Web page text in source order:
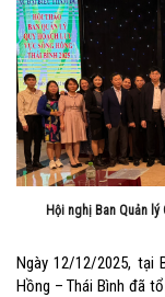
Hội nghị Ban Quản
Ngày 12/12/2025, tại
Hồng – Thái Bình đã